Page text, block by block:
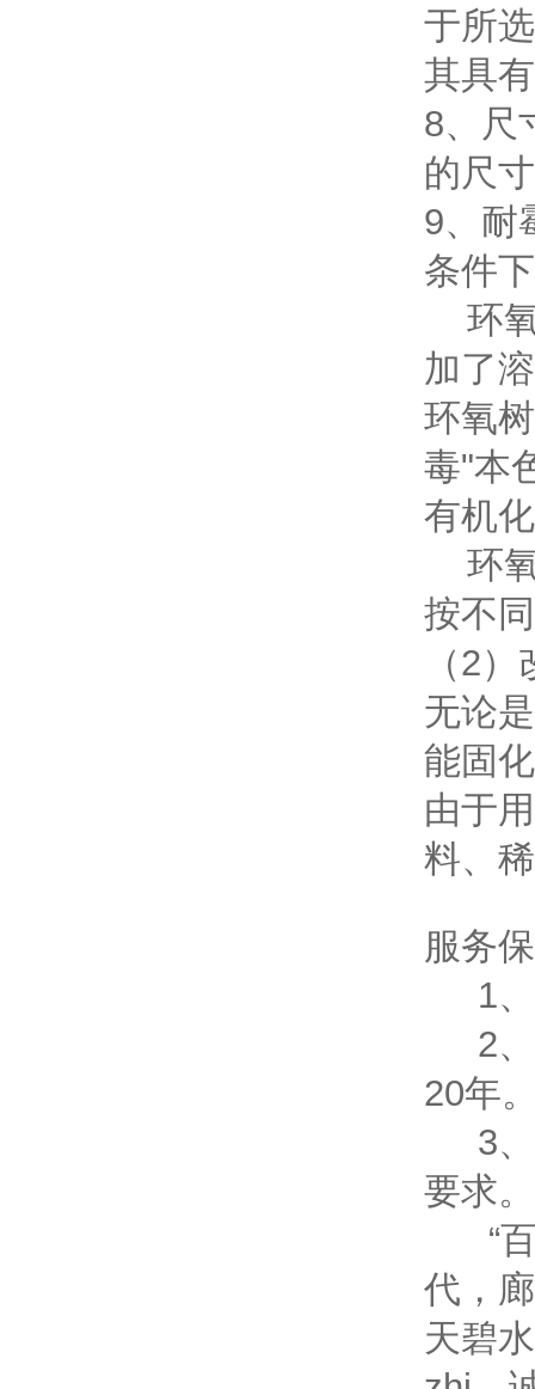
于所
其具
8、尺
的尺
9、耐
条件
环氧
加了
环氧
毒"本
有机
环氧
按不
（2
无论
能固
由于
料、
服务
1、
2、
20年
3、
要求。
“百
代，
天碧